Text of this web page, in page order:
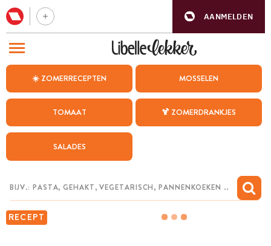
AANMELDEN
☀️ ZOMERRECEPTEN MOSSELEN
TOMAAT 🍹 ZOMERDRANKJES
SALADES
RECEPT
BEZOEK ONZE ANDERE WEBSITES
WEEKMENU
CHAT MET MAIA
MIJN BEWAARDE RECEPTEN